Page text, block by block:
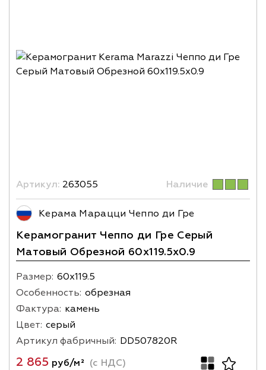
Артикул: 263055 Наличие
Керама Марацци Чеппо ди Гре
Керамогранит Чеппо ди Гре Серый
Матовый Обрезной 60x119.5x0.9
Размер: 60х119.5
Особенность: обрезная
Фактура: камень
Цвет: серый
Артикул фабричный: DD507820R
2 865 руб/м² (с НДС)